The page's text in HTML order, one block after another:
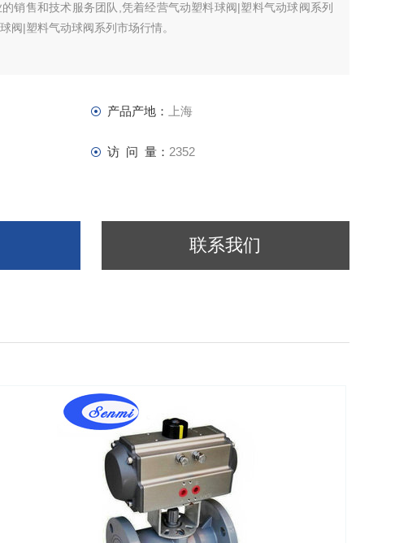
销售和技术服务团队,凭着经营气动塑料球阀|塑料气动球阀系列
阀|塑料气动球阀系列市场行情。
产品产地： 上海
访 问 量： 2352
联系我们